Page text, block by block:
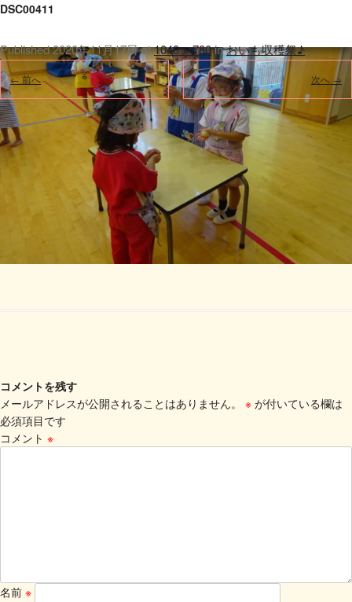
DSC00411
Published2020年11月17日at1040 × 780inおいも収穫祭♪.
← 前へ 次へ →
コメントを残す
メールアドレスが公開されることはありません。
※ が付いている欄は
必須項目です
コメント ※
名前 ※